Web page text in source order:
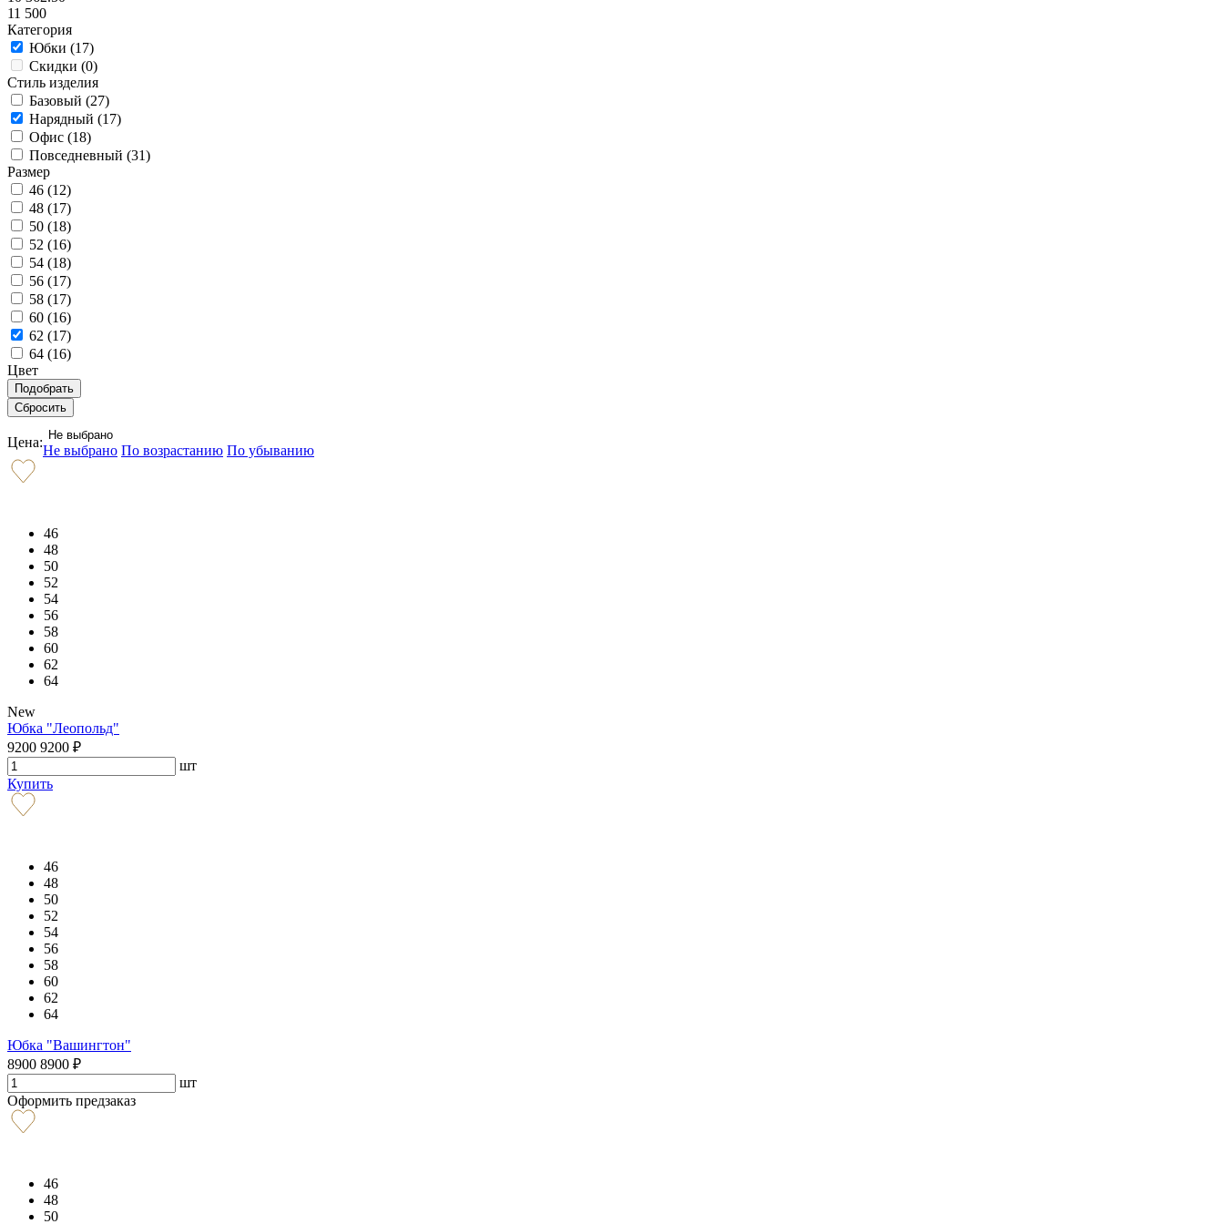
11 500
Категория
Юбки (17)
Скидки (0)
Стиль изделия
Базовый (27)
Нарядный (17)
Офис (18)
Повседневный (31)
Размер
46 (12)
48 (17)
50 (18)
52 (16)
54 (18)
56 (17)
58 (17)
60 (16)
62 (17)
64 (16)
Цвет
Цена: Не выбрано
Не выбрано По возрастанию По убыванию
46
48
50
52
54
56
58
60
62
64
New
Юбка "Леопольд"
9200 9200 ₽
шт
Купить
46
48
50
52
54
56
58
60
62
64
Юбка "Вашингтон"
8900 8900 ₽
шт
Оформить предзаказ
46
48
50